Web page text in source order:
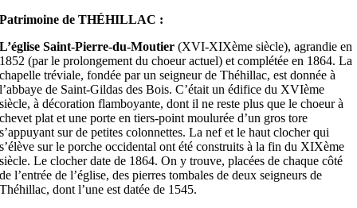
Patrimoine de THÉHILLAC :
L’église Saint-Pierre-du-Moutier (XVI-XIXème siècle), agrandie en
1852 (par le prolongement du choeur actuel) et complétée en 1864. La
chapelle tréviale, fondée par un seigneur de Théhillac, est donnée à
l’abbaye de Saint-Gildas des Bois. C’était un édifice du XVIème
siècle, à décoration flamboyante, dont il ne reste plus que le choeur à
chevet plat et une porte en tiers-point moulurée d’un gros tore
s’appuyant sur de petites colonnettes. La nef et le haut clocher qui
s’élève sur le porche occidental ont été construits à la fin du XIXème
siècle. Le clocher date de 1864. On y trouve, placées de chaque côté
de l’entrée de l’église, des pierres tombales de deux seigneurs de
Théhillac, dont l’une est datée de 1545.